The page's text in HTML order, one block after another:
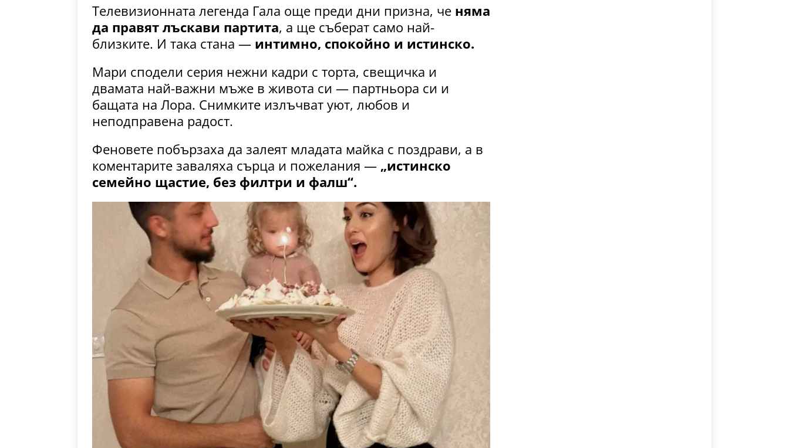
Телевизионната легенда Гала още преди дни призна, че няма
да правят лъскави партита, а ще съберат само най-
близките. И така стана — интимно, спокойно и истинско.
Мари сподели серия нежни кадри с торта, свещичка и
двамата най-важни мъже в живота си — партньора си и
бащата на Лора. Снимките излъчват уют, любов и
неподправена радост.
Феновете побързаха да залеят младата майка с поздрави, а в
коментарите заваляха сърца и пожелания — „истинско
семейно щастие, без филтри и фалш“.